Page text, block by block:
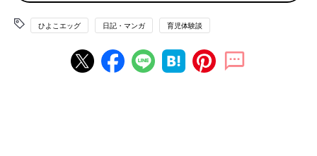
ひよこエッグ 日記・マンガ 育児体験談